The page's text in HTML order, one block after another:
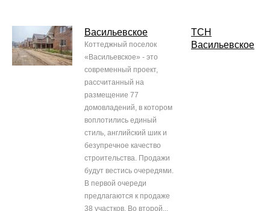
Васильевское
Коттеджный поселок
«Васильевское» - это
современный проект,
рассчитанный на
размещение 77
домовладений, в котором
воплотились единый
стиль, английский шик и
безупречное качество
строительства. Продажи
будут вестись очередями.
В первой очереди
предлагаются к продаже
38 участков. Во второй...
ТСН
Васильевское